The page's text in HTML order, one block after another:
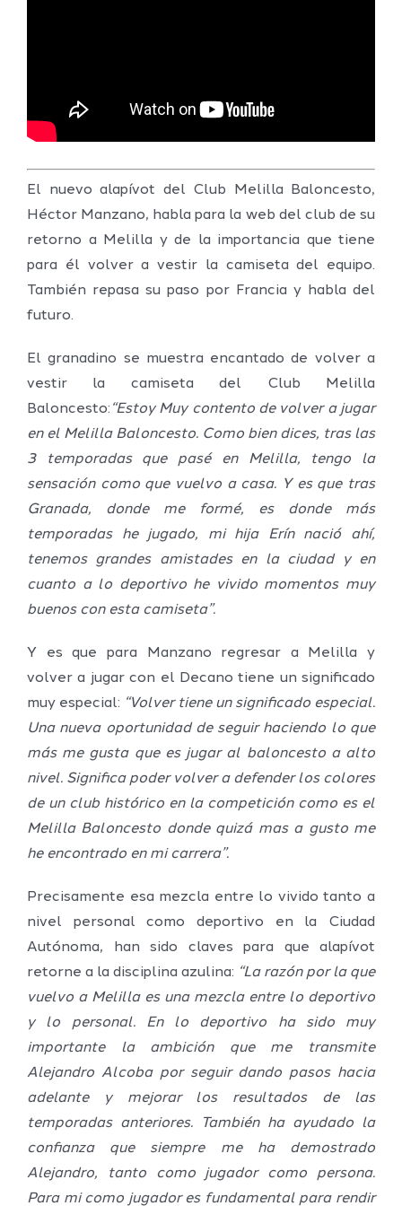
El nuevo alapívot del Club Melilla Baloncesto,
Héctor Manzano, habla para la web del club de su
retorno a Melilla y de la importancia que tiene
para él volver a vestir la camiseta del equipo.
También repasa su paso por Francia y habla del
futuro.
El granadino se muestra encantado de volver a
vestir la camiseta del Club Melilla
Baloncesto: “Estoy Muy contento de volver a jugar
en el Melilla Baloncesto. Como bien dices, tras las
3 temporadas que pasé en Melilla, tengo la
sensación como que vuelvo a casa. Y es que tras
Granada, donde me formé, es donde más
temporadas he jugado, mi hija Erín nació ahí,
tenemos grandes amistades en la ciudad y en
cuanto a lo deportivo he vivido momentos muy
buenos con esta camiseta”.
Y es que para Manzano regresar a Melilla y
volver a jugar con el Decano tiene un significado
muy especial: “Volver tiene un significado especial.
Una nueva oportunidad de seguir haciendo lo que
más me gusta que es jugar al baloncesto a alto
nivel. Significa poder volver a defender los colores
de un club histórico en la competición como es el
Melilla Baloncesto donde quizá mas a gusto me
he encontrado en mi carrera”.
Precisamente esa mezcla entre lo vivido tanto a
nivel personal como deportivo en la Ciudad
Autónoma, han sido claves para que alapívot
retorne a la disciplina azulina: “La razón por la que
vuelvo a Melilla es una mezcla entre lo deportivo
y lo personal. En lo deportivo ha sido muy
importante la ambición que me transmite
Alejandro Alcoba por seguir dando pasos hacia
adelante y mejorar los resultados de las
temporadas anteriores. También ha ayudado la
confianza que siempre me ha demostrado
Alejandro, tanto como jugador como persona.
Para mi como jugador es fundamental para rendir